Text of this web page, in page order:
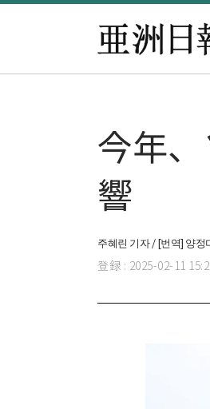
今年
響
주혜린 기자 / [번역] 양정
登録 : 2025-02-11